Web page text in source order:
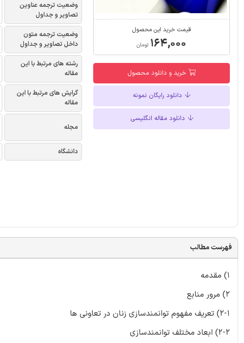
قیمت خرید این محصول
۱۶۴,۰۰۰ تومان
خرید و دانلود محصول
دانلود رایگان نمونه
دانلود مقاله انگلیسی
وضعیت ترجمه عناوین
تصاویر و جداول
وضعیت ترجمه متون
داخل تصاویر و جداول
رشته های مرتبط با این
مقاله
گرایش های مرتبط با این
مقاله
مجله
دانشگاه
فهرست مطالب
1) مقدمه
2) مرور منابع
2-1) تعریف مفهوم توانمندسازی زنان در تعاونی ها
2-2) ابعاد مختلف توانمندسازی